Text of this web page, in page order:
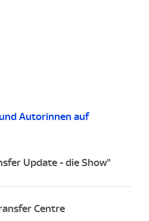
Autorinnen auf
Update - die Show"
Centre